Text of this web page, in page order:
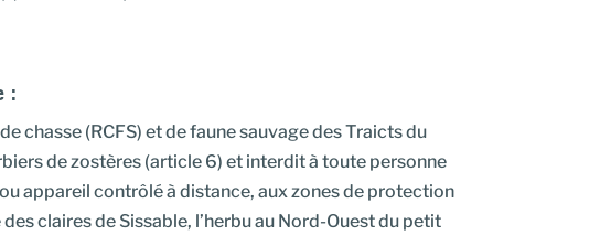
:
chasse (RCFS) et de faune sauvage des Traicts du
de zostères (article 6) et interdit à toute personne
appareil contrôlé à distance, aux zones de protection
claires de Sissable, l’herbu au Nord-Ouest du petit